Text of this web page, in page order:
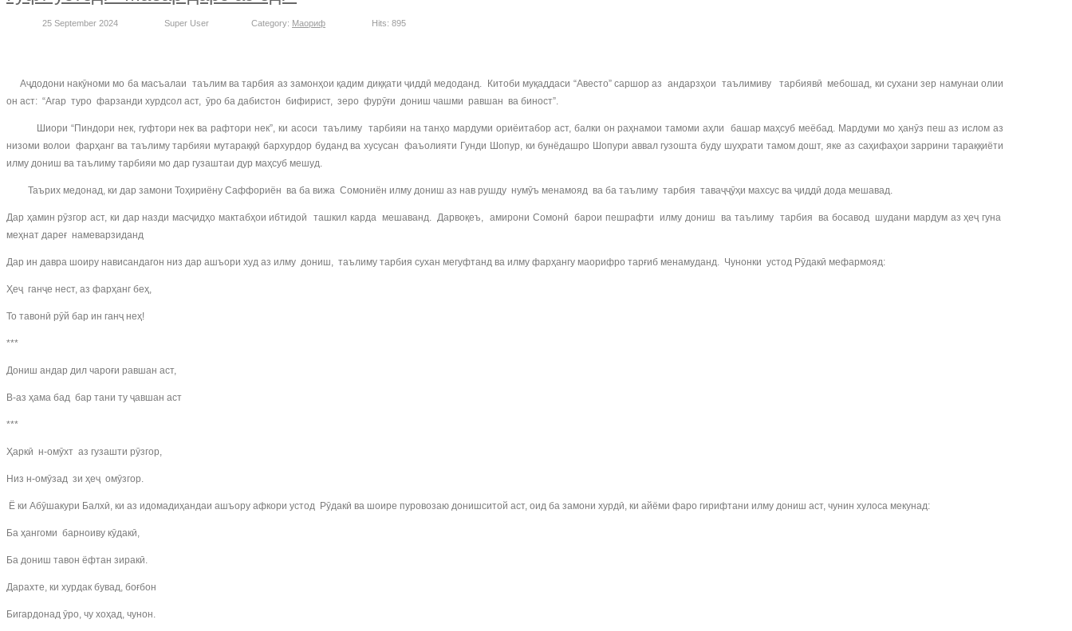
25 September 2024 Super User Category: Маориф Hits: 895
Аҷдодони накӯноми мо ба масъалаи таълим ва тарбия аз замонҳои қадим диққати ҷиддӣ медоданд. Китоби муқаддаси “Авесто” саршор аз андарзҳои таълимиву тарбиявӣ мебошад, ки сухани зер намунаи олии
он аст: “Агар туро фарзанди хурдсол аст, ӯро ба дабистон бифирист, зеро фурӯғи дониш чашми равшан ва биност”.
Шиори “Пиндори нек, гуфтори нек ва рафтори нек”, ки асоси таълиму тарбияи на танҳо мардуми ориёитабор аст, балки он раҳнамои тамоми аҳли башар маҳсуб меёбад. Мардуми мо ҳанӯз пеш аз ислом аз
низоми волои фарҳанг ва таълиму тарбияи мутараққӣ бархурдор буданд ва хусусан фаъолияти Гунди Шопур, ки бунёдашро Шопури аввал гузошта буду шуҳрати тамом дошт, яке аз саҳифаҳои заррини тараққиёти
илму дониш ва таълиму тарбияи мо дар гузаштаи дур маҳсуб мешуд.
Таърих медонад, ки дар замони Тоҳириёну Саффориён ва ба вижа Сомониён илму дониш аз нав рушду нумӯъ менамояд ва ба таълиму тарбия таваҷҷӯҳи махсус ва ҷиддӣ дода мешавад.
Дар ҳамин рӯзгор аст, ки дар назди масҷидҳо мактабҳои ибтидоӣ ташкил карда мешаванд. Дарвоқеъ, амирони Сомонӣ барои пешрафти илму дониш ва таълиму тарбия ва босавод шудани мардум аз ҳеҷ гуна
меҳнат дареғ намеварзиданд
Дар ин давра шоиру нависандагон низ дар ашъори худ аз илму дониш, таълиму тарбия сухан мегуфтанд ва илму фарҳангу маорифро тарғиб менамуданд. Чунонки устод Рӯдакӣ мефармояд:
Ҳеҷ ганҷе нест, аз фарҳанг беҳ,
То тавонӣ рӯй бар ин ганҷ неҳ!
***
Дониш андар дил чароғи равшан аст,
В-аз ҳама бад бар тани ту ҷавшан аст
***
Ҳаркӣ н-омӯхт аз гузашти рӯзгор,
Низ н-омӯзад зи ҳеҷ омӯзгор.
Ё ки Абӯшакури Балхӣ, ки аз идомадиҳандаи ашъору афкори устод Рӯдакӣ ва шоире пуровозаю донишситой аст, оид ба замони хурдӣ, ки айёми фаро гирифтани илму дониш аст, чунин хулоса мекунад:
Ба ҳангоми барноиву кӯдакӣ,
Ба дониш тавон ёфтан зиракӣ.
Дарахте, ки хурдак бувад, боғбон
Бигардонад ӯро, чу хоҳад, чунон.